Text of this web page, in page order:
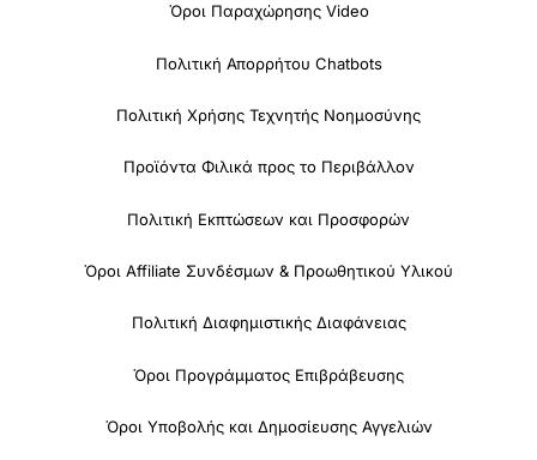
Όροι Παραχώρησης Video
Πολιτική Απορρήτου Chatbots
Πολιτική Χρήσης Τεχνητής Νοημοσύνης
Προϊόντα Φιλικά προς το Περιβάλλον
Πολιτική Εκπτώσεων και Προσφορών
Όροι Affiliate Συνδέσμων & Προωθητικού Υλικού
Πολιτική Διαφημιστικής Διαφάνειας
Όροι Προγράμματος Επιβράβευσης
Όροι Υποβολής και Δημοσίευσης Αγγελιών